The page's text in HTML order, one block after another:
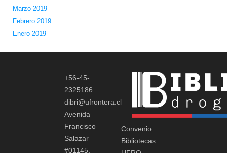
Marzo 2019
Febrero 2019
Enero 2019
+56-45-
2325186
dibri@ufrontera.cl
Avenida
Francisco
Salazar
#01145,
Convenio
Bibliotecas